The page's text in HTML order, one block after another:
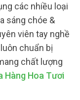
các nhiều loại
sáng chóe &
viên tay nghề
chuẩn bị
chất lượng
Hàng Hoa Tươi